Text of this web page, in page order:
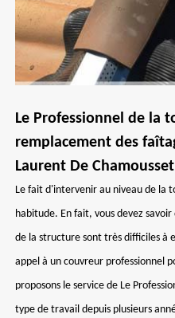
Le Professionnel de la
remplacement des
Laurent De Chamousset
Le fait d'intervenir au niveau de la
habitude. En fait, vous devez
de la structure sont très difficiles à
appel à un couvreur professionnel
proposons le service de Le
type de travail depuis plusieurs